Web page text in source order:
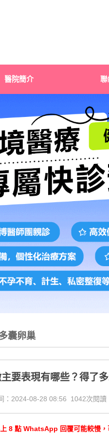
醫院簡介 聯
囊卵巢
要表現有哪些？得了
：2024-08-28 08:56 1042次閱讀
8 點 WhatsApp 回覆可能較慢，